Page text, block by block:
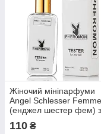
Жіночий мініпарфуми
Angel Schlesser Femme
(енджел шестер фем) з
110 ₴